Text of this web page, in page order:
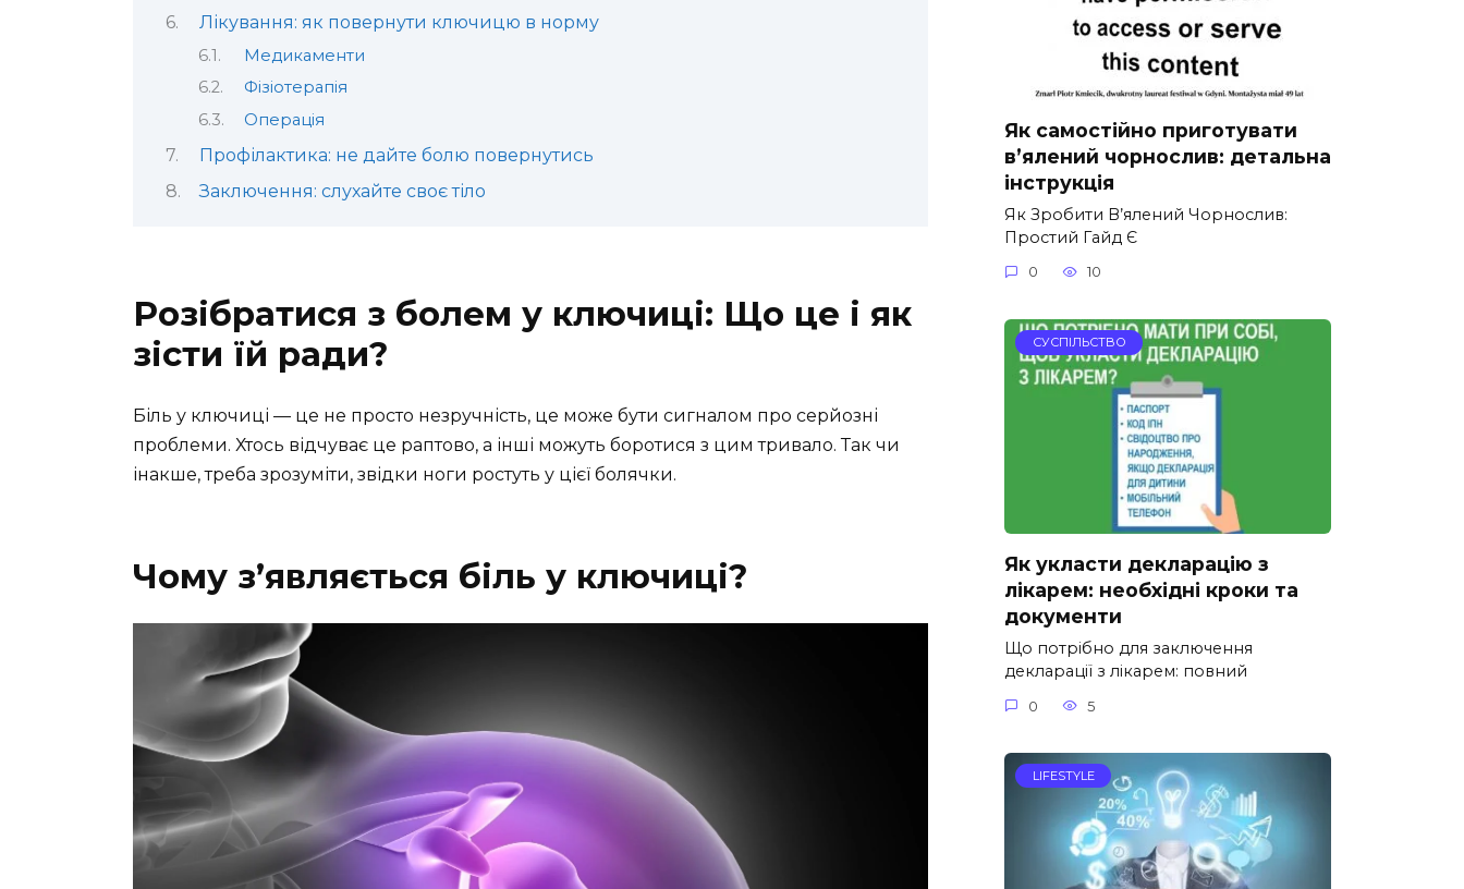
Лікування: як повернути ключицю в норму
Медикаменти
Фізіотерапія
Операція
Профілактика: не дайте болю повернутись
Заключення: слухайте своє тіло
Розібратися з болем у ключиці: Що це і як
зісти їй ради?
Біль у ключиці — це не просто незручність, це може бути сигналом про серйозні
проблеми. Хтось відчуває це раптово, а інші можуть боротися з цим тривало. Так чи
інакше, треба зрозуміти, звідки ноги ростуть у цієї болячки.
Чому з’являється біль у ключиці?
Як самостійно приготувати
в’ялений чорнослив: детальна
інструкція
Як Зробити В’ялений Чорнослив:
Простий Гайд Є
0 10
СУСПІЛЬСТВО
Як укласти декларацію з
лікарем: необхідні кроки та
документи
Що потрібно для заключення
декларації з лікарем: повний
0 5
LIFESTYLE